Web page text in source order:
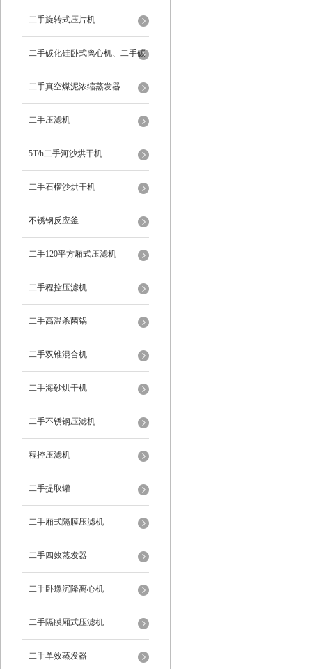
二手旋转式压片机
二手碳化硅卧式离心机、二手碳
化硅分级机、二手碳化硅水洗离
心机
二手真空煤泥浓缩蒸发器
二手压滤机
5T/h二手河沙烘干机
二手石榴沙烘干机
不锈钢反应釜
二手120平方厢式压滤机
二手程控压滤机
二手高温杀菌锅
二手双锥混合机
二手海砂烘干机
二手不锈钢压滤机
程控压滤机
二手提取罐
二手厢式隔膜压滤机
二手四效蒸发器
二手卧螺沉降离心机
二手隔膜厢式压滤机
二手单效蒸发器